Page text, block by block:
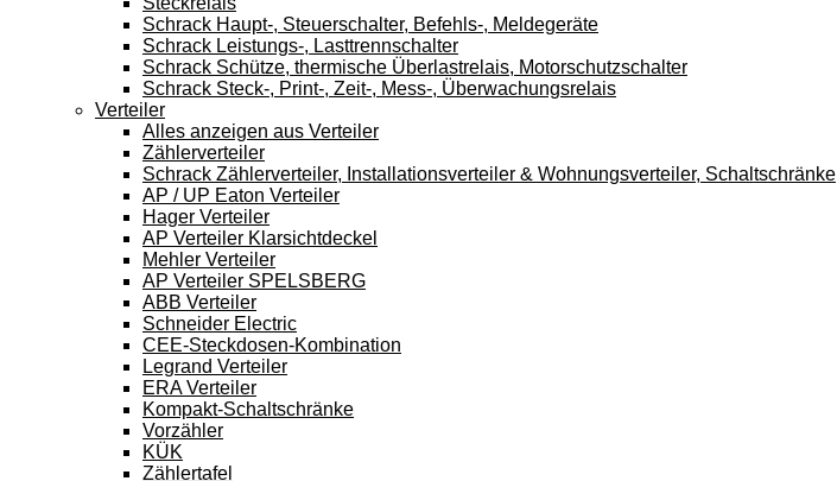
Schrack Haupt-, Steuerschalter, Befehls-, Meldegeräte
Schrack Leistungs-, Lasttrennschalter
Schrack Schütze, thermische Überlastrelais, Motorschutzschalter
Schrack Steck-, Print-, Zeit-, Mess-, Überwachungsrelais
Verteiler
Alles anzeigen aus Verteiler
Zählerverteiler
Schrack Zählerverteiler, Installationsverteiler & Wohnungsverteiler, Schaltschränke
AP / UP Eaton Verteiler
Hager Verteiler
AP Verteiler Klarsichtdeckel
Mehler Verteiler
AP Verteiler SPELSBERG
ABB Verteiler
Schneider Electric
CEE-Steckdosen-Kombination
Legrand Verteiler
ERA Verteiler
Kompakt-Schaltschränke
Vorzähler
KÜK
Zählertafel